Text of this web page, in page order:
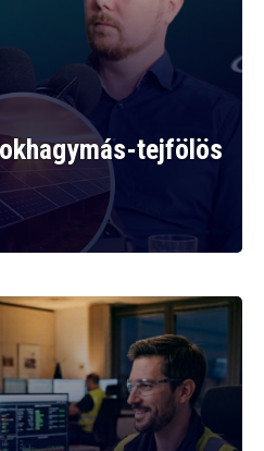
tejfölös